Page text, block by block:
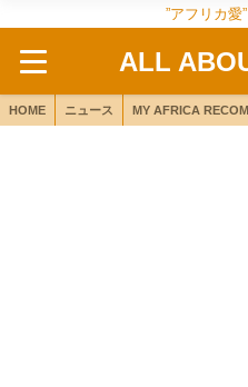
”アフリカ愛
ALL
HOME ニュース MY AFRICA